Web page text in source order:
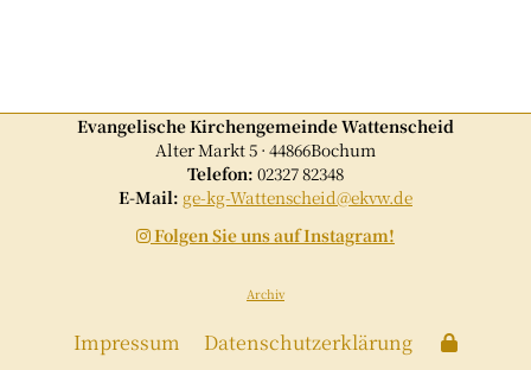
Evangelische Kirchengemeinde Wattenscheid
Alter Markt 5 · 44866Bochum
Telefon: 02327 82348
E-Mail: ge-kg-Wattenscheid@ekvw.de
 Folgen Sie uns auf Instagram!
Archiv
Impressum
Datenschutzerklärung